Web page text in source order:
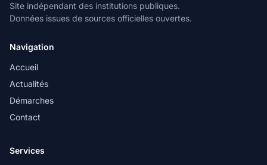
Site indépendant des institutions publiques.
Données issues de sources officielles ouvertes.
Navigation
Accueil
Actualités
Démarches
Contact
Services